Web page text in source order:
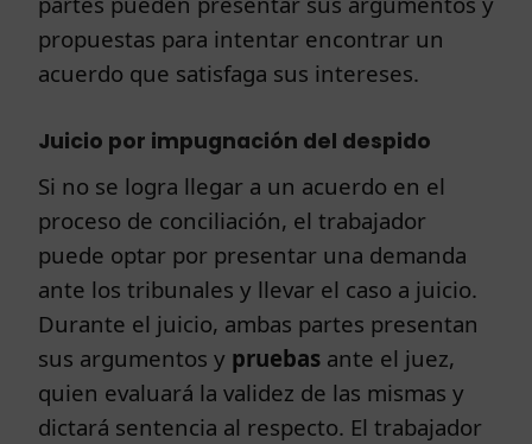
propuestas para intentar encontrar un
acuerdo que satisfaga sus intereses.
Juicio por impugnación del despido
Si no se logra llegar a un acuerdo en el
proceso de conciliación, el trabajador
puede optar por presentar una demanda
ante los tribunales y llevar el caso a juicio.
Durante el juicio, ambas partes presentan
sus argumentos y pruebas ante el juez,
quien evaluará la validez de las mismas y
dictará sentencia al respecto. El trabajador